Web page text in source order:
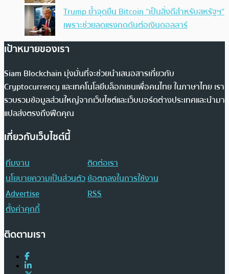
Trump ย้ำจุดยืน Bitcoin “เป็นสิ่งดีสำหรับสหรัฐฯ”
เพราะช่วยลดแรงกดดันต่อเงินดอลลาร์
เป้าหมายของเรา
Siam Blockchain มุ่งมั่นที่จะช่วยนำเสนอสารเกี่ยวกับ
Cryptocurrency และเทคโนโลยีบล็อกเชนเพื่อคนไทย ในภาษาไทย เรา
รวบรวมข้อมูลส่วนใหญ่จากเว็บไซต์และเว็บบอร์ดต่างประเทศและนำมา
แปลส่งตรงถึงฟีดคุณ
เกี่ยวกับเว็บไซต์นี้
ทีมงาน
ติดต่อเรา
นโยบายความเป็นส่วนตัวข้อตกลงในการใช้งาน
Advertise
RSS
ตั้งค่าคุกกี้
ติดตามเรา